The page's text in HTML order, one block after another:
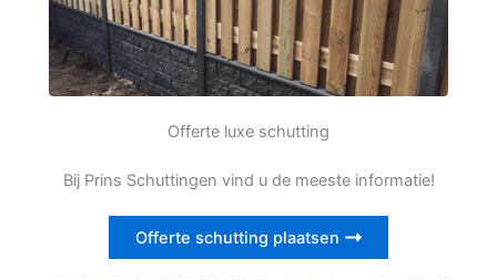
Offerte luxe schutting
Bij Prins Schuttingen vind u de meeste informatie!
Offerte schutting plaatsen